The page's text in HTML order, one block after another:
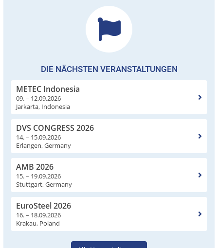
DIE NÄCHSTEN VERANSTALTUNGEN
METEC Indonesia
09. – 12.09.2026
Jarkarta, Indonesia
DVS CONGRESS 2026
14. – 15.09.2026
Erlangen, Germany
AMB 2026
15. – 19.09.2026
Stuttgart, Germany
EuroSteel 2026
16. – 18.09.2026
Krakau, Poland